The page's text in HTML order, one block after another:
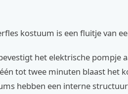
kostuum is een fluitje van
het elektrische pompje
tot twee minuten blaast het
hebben een interne